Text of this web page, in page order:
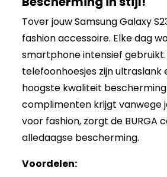
Tover jouw Samsung Galaxy
fashion accessoire. Elke dag
smartphone intensief gebruikt.
telefoonhoesjes zijn ultraslank
hoogste kwaliteit bescherming
complimenten krijgt vanwege
voor fashion, zorgt de BURGA
alledaagse bescherming.
Voordelen: